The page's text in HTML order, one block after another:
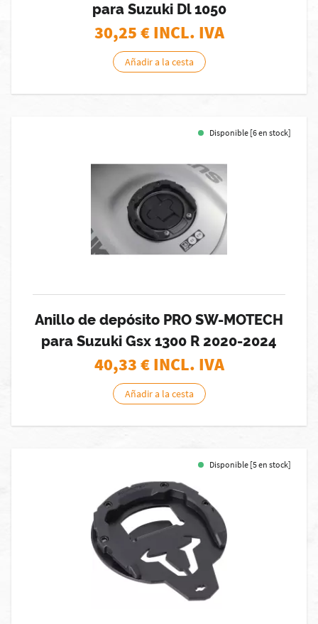
para Suzuki Dl 1050
30,25€ INCL. IVA
Añadir a la cesta
Disponible [6 en stock]
Anillo de depósito PRO SW-MOTECH
para Suzuki Gsx 1300 R 2020-2024
40,33€ INCL. IVA
Añadir a la cesta
Disponible [5 en stock]